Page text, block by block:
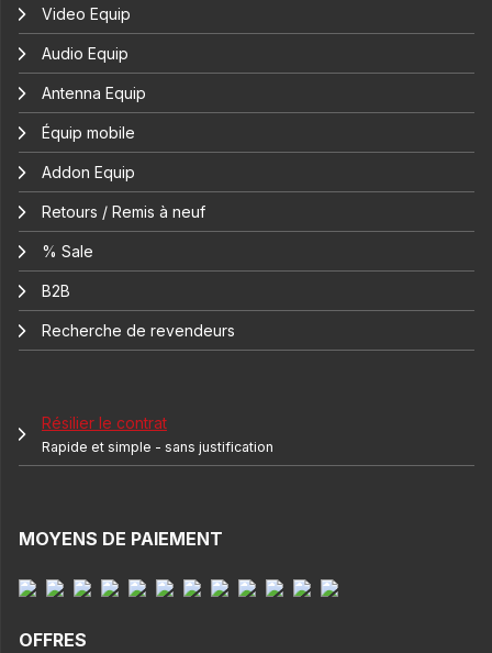
Video Equip
Audio Equip
Antenna Equip
Équip mobile
Addon Equip
Retours / Remis à neuf
% Sale
B2B
Recherche de revendeurs
Résilier le contrat
Rapide et simple - sans justification
MOYENS DE PAIEMENT
OFFRES